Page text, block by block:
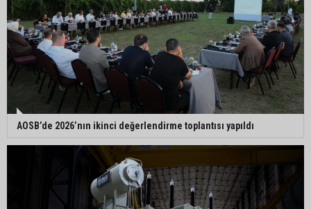
AOSB’de 2026’nın ikinci değerlendirme toplantısı yapıldı